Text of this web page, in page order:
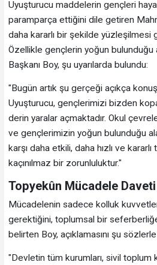
Uyuşturucu maddelerin gençleri
paramparça ettiğini dile getiren
daha kararlı bir şekilde yüzleşilmesi
Özellikle gençlerin yoğun
Başkanı Boy, şu uyarılarda bulundu:
"Bugün artık şu gerçeği açıkça
Uyuşturucu, gençlerimizi bizden
derin yaralar açmaktadır. Okul
ve gençlerimizin yoğun bulunduğu
karşı daha etkili, daha hızlı ve kararlı
kaçınılmaz bir zorunluluktur."
Topyekûn Mücadele Daveti
Mücadelenin sadece kolluk
gerektiğini, toplumsal bir
belirten Boy, açıklamasını şu
"Devletin tüm kurumları, sivil toplum